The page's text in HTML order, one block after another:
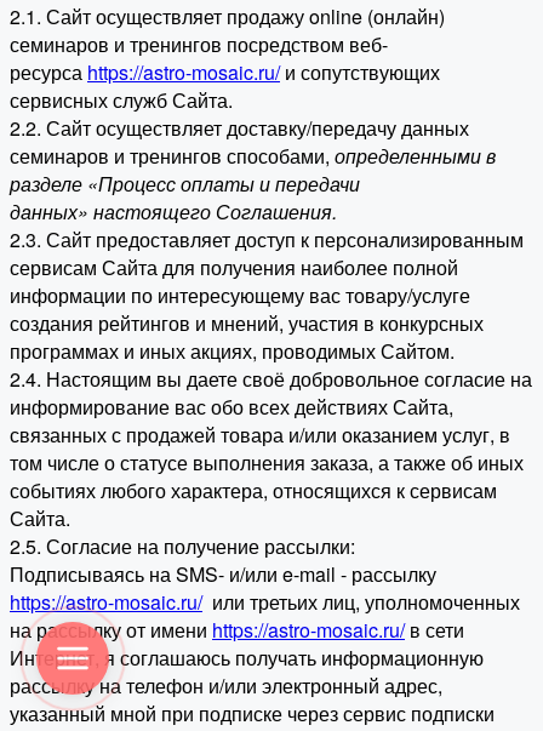
2.1. Сайт осуществляет продажу online (онлайн)
семинаров и тренингов посредством веб-
ресурса https://astro-mosaic.ru/и сопутствующих
сервисных служб Сайта.
2.2. Сайт осуществляет доставку/передачу данных
семинаров и тренингов способами, определенными в
разделе «Процесс оплаты и передачи
данных» настоящего Соглашения.
2.3. Сайт предоставляет доступ к персонализированным
сервисам Сайта для получения наиболее полной
информации по интересующему вас товару/услуге
создания рейтингов и мнений, участия в конкурсных
программах и иных акциях, проводимых Сайтом.
2.4. Настоящим вы даете своё добровольное согласие на
информирование вас обо всех действиях Сайта,
связанных с продажей товара и/или оказанием услуг, в
том числе о статусе выполнения заказа, а также об иных
событиях любого характера, относящихся к сервисам
Сайта.
2.5. Согласие на получение рассылки:
Подписываясь на SMS- и/или e-mail - рассылку
https://astro-mosaic.ru/или третьих лиц, уполномоченных
на рассылку от имени https://astro-mosaic.ru/в сети
Интернет, я соглашаюсь получать информационную
рассылку на телефон и/или электронный адрес,
указанный мной при подписке через сервис подписки